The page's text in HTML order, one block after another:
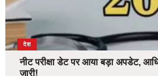
देश
नीट परीक्षा डेट पर आया बड़ा अपडेट,
जारी!